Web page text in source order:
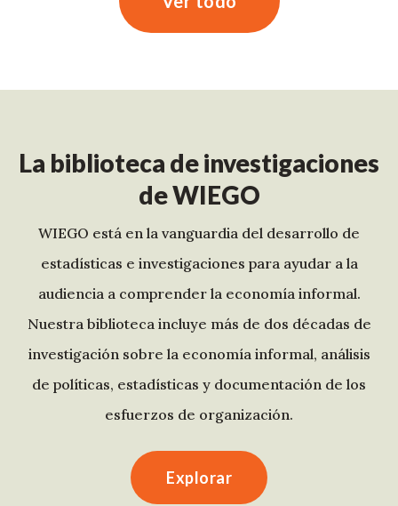
La biblioteca de investigaciones
de WIEGO
WIEGO está en la vanguardia del desarrollo de
estadísticas e investigaciones para ayudar a la
audiencia a comprender la economía informal.
Nuestra biblioteca incluye más de dos décadas de
investigación sobre la economía informal, análisis
de políticas, estadísticas y documentación de los
esfuerzos de organización.
Explorar